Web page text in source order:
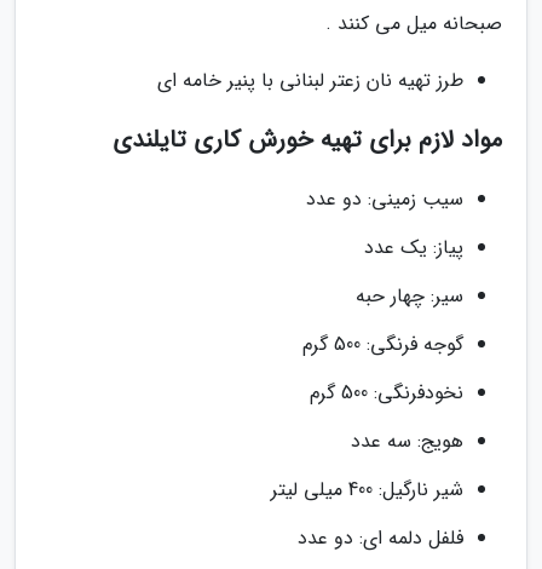
صبحانه میل می کنند .
طرز تهیه نان زعتر لبنانی با پنیر خامه ای
مواد لازم برای تهیه خورش کاری تایلندی
سیب زمینی: دو عدد
پیاز: یک عدد
سیر: چهار حبه
گوجه فرنگی: 500 گرم
نخودفرنگی: 500 گرم
هویج: سه عدد
شیر نارگیل: 400 میلی لیتر
فلفل دلمه ای: دو عدد